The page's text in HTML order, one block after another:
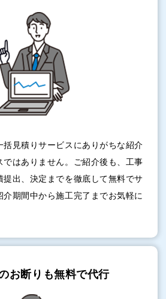
括見積りサービスにありがちな紹介
ではありません。ご紹介後も、工事
提出、決定までを徹底して無料でサ
介期間中から施工完了までお気軽に
お断りも無料で代行